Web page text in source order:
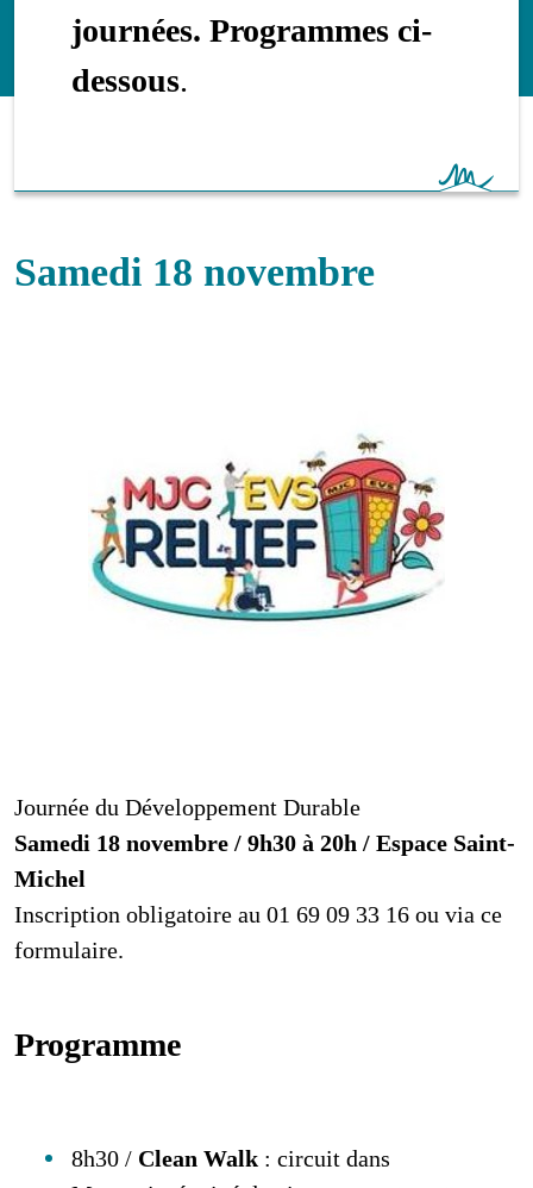
journées. Programmes ci-
dessous.
Samedi 18 novembre
Journée du Développement Durable
Samedi 18 novembre / 9h30 à 20h / Espace Saint-
Michel
Inscription obligatoire au 01 69 09 33 16 ou via ce
formulaire.
Programme
8h30 / Clean Walk : circuit dans